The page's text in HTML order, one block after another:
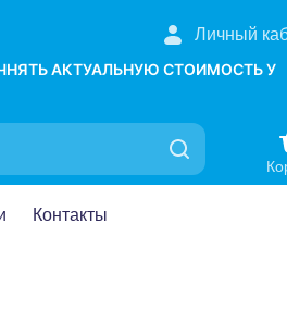
Личный
АКТУАЛЬНУЮ СТОИМОСТЬ У
Контакты